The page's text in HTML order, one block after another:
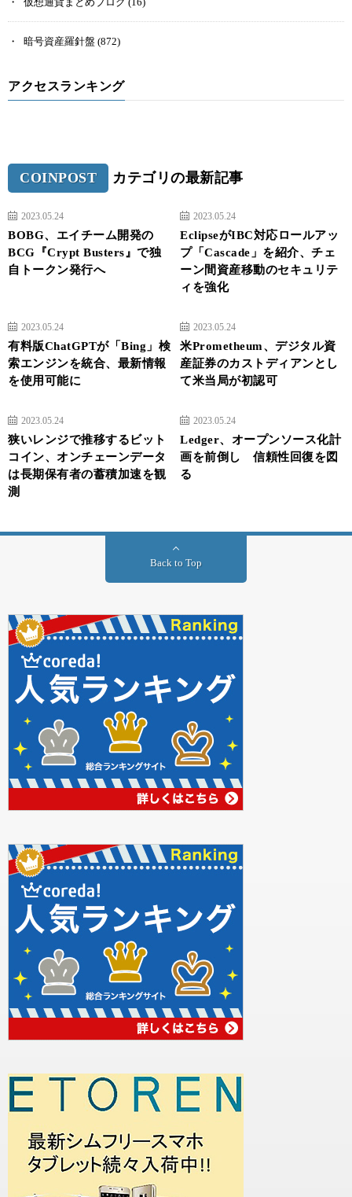
暗号資産羅針盤 (872)
アクセスランキング
COINPOST カテゴリの最新記事
2023.05.24
BOBG、エイチーム開発の
BCG『Crypt Busters』で独
自トークン発行へ
2023.05.24
EclipseがIBC対応ロールアッ
プ「Cascade」を紹介、チェ
ーン間資産移動のセキュリテ
ィを強化
2023.05.24
有料版ChatGPTが「Bing」検
索エンジンを統合、最新情報
を使用可能に
2023.05.24
米Prometheum、デジタル資
産証券のカストディアンとし
て米当局が初認可
2023.05.24
狭いレンジで推移するビット
コイン、オンチェーンデータ
は長期保有者の蓄積加速を観
測
2023.05.24
Ledger、オープンソース化計
画を前倒し 信頼性回復を図
る
Back to Top